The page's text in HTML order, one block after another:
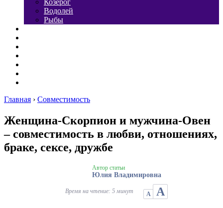
Козерог
Водолей
Рыбы
Главная › Совместимость
Женщина-Скорпион и мужчина-Овен
– совместимость в любви, отношениях,
браке, сексе, дружбе
Автор статьи
Юлия Владимировна
Время на чтение: 5 минут А А